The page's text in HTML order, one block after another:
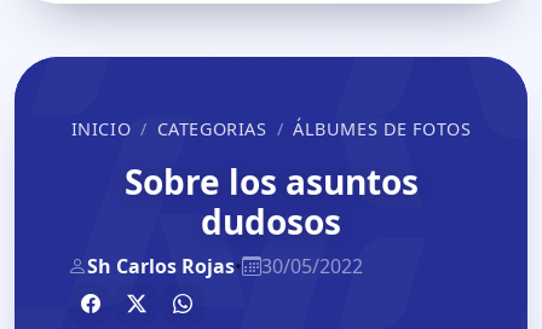
INICIO CATEGORIAS ÁLBUMES DE FOTOS
Sobre los asuntos
dudosos
Sh Carlos Rojas• 30/05/2022